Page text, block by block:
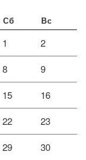
Сб Вс
1 2
8 9
15 16
22 23
29 30